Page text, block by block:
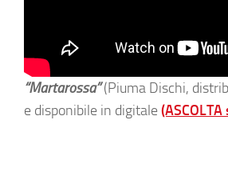
“Martarossa” (Piuma Dischi,
e disponibile in digitale(ASCOLTA